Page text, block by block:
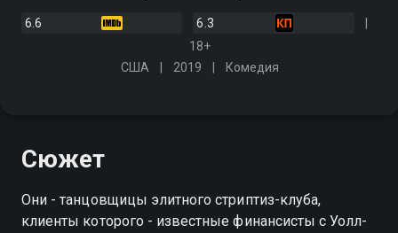
6.6
6.3
18+
США
2019 Комедия
Сюжет
Они - танцовщицы элитного стриптиз-клуба,
клиенты которого - известные финансисты с Уолл-